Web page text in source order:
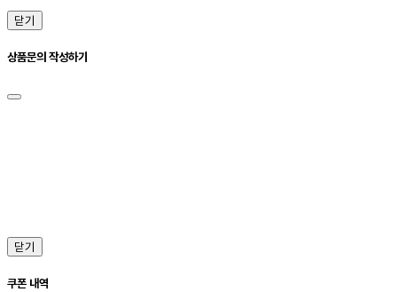
닫기
상품문의 작성하기
닫기
쿠폰 내역